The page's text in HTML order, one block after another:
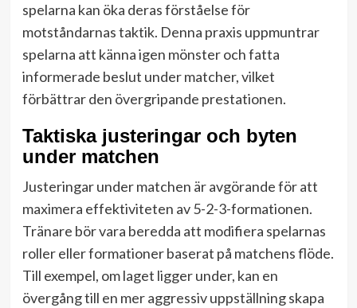
spelarna kan öka deras förståelse för
motståndarnas taktik. Denna praxis uppmuntrar
spelarna att känna igen mönster och fatta
informerade beslut under matcher, vilket
förbättrar den övergripande prestationen.
Taktiska justeringar och byten
under matchen
Justeringar under matchen är avgörande för att
maximera effektiviteten av 5-2-3-formationen.
Tränare bör vara beredda att modifiera spelarnas
roller eller formationer baserat på matchens flöde.
Till exempel, om laget ligger under, kan en
övergång till en mer aggressiv uppställning skapa